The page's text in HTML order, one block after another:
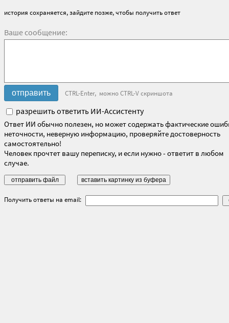
история сохраняется, зайдите позже, чтобы получить ответ
Ваше сообщение:
CTRL-Enter, можно CTRL-V скриншота
разрешить ответить ИИ-Ассистенту
Ответ ИИ обычно полезен, но может содержать фактические
неточности, неверную информацию, проверяйте достоверность
самостоятельно!
Человек прочтет вашу переписку, и если нужно - ответит в любом
случае.
Получить ответы на email: